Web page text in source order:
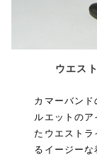
ウエス
カマーバン
ルエットの
たウエスト
るイージーな